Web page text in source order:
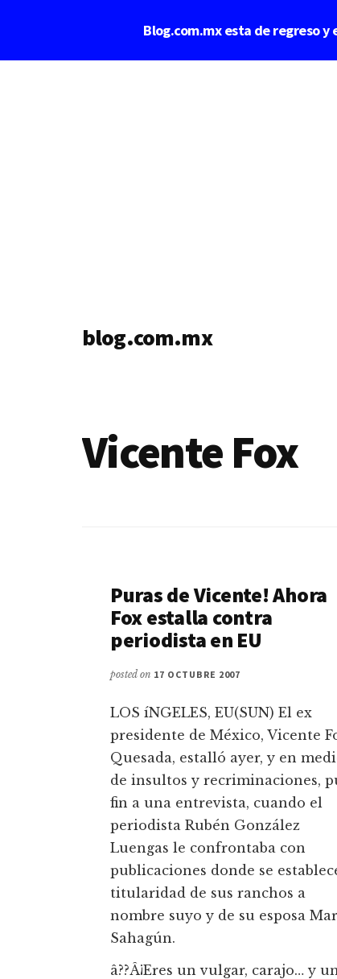
Blog.com.mx esta de regreso
blog.com.mx
Vicente Fox
Puras de Vicente! Ahora
Fox estalla contra
periodista en EU
posted on 17 OCTUBRE 2007
LOS íNGELES, EU(SUN) El ex
presidente de México, Vicente
Quesada, estalló ayer, y en
de insultos y recriminaciones,
fin a una entrevista, cuando el
periodista Rubén González
Luengas le confrontaba con
publicaciones donde se
titularidad de sus ranchos a
nombre suyo y de su esposa
Sahagún.
â??Â¡Eres un vulgar, carajo… y